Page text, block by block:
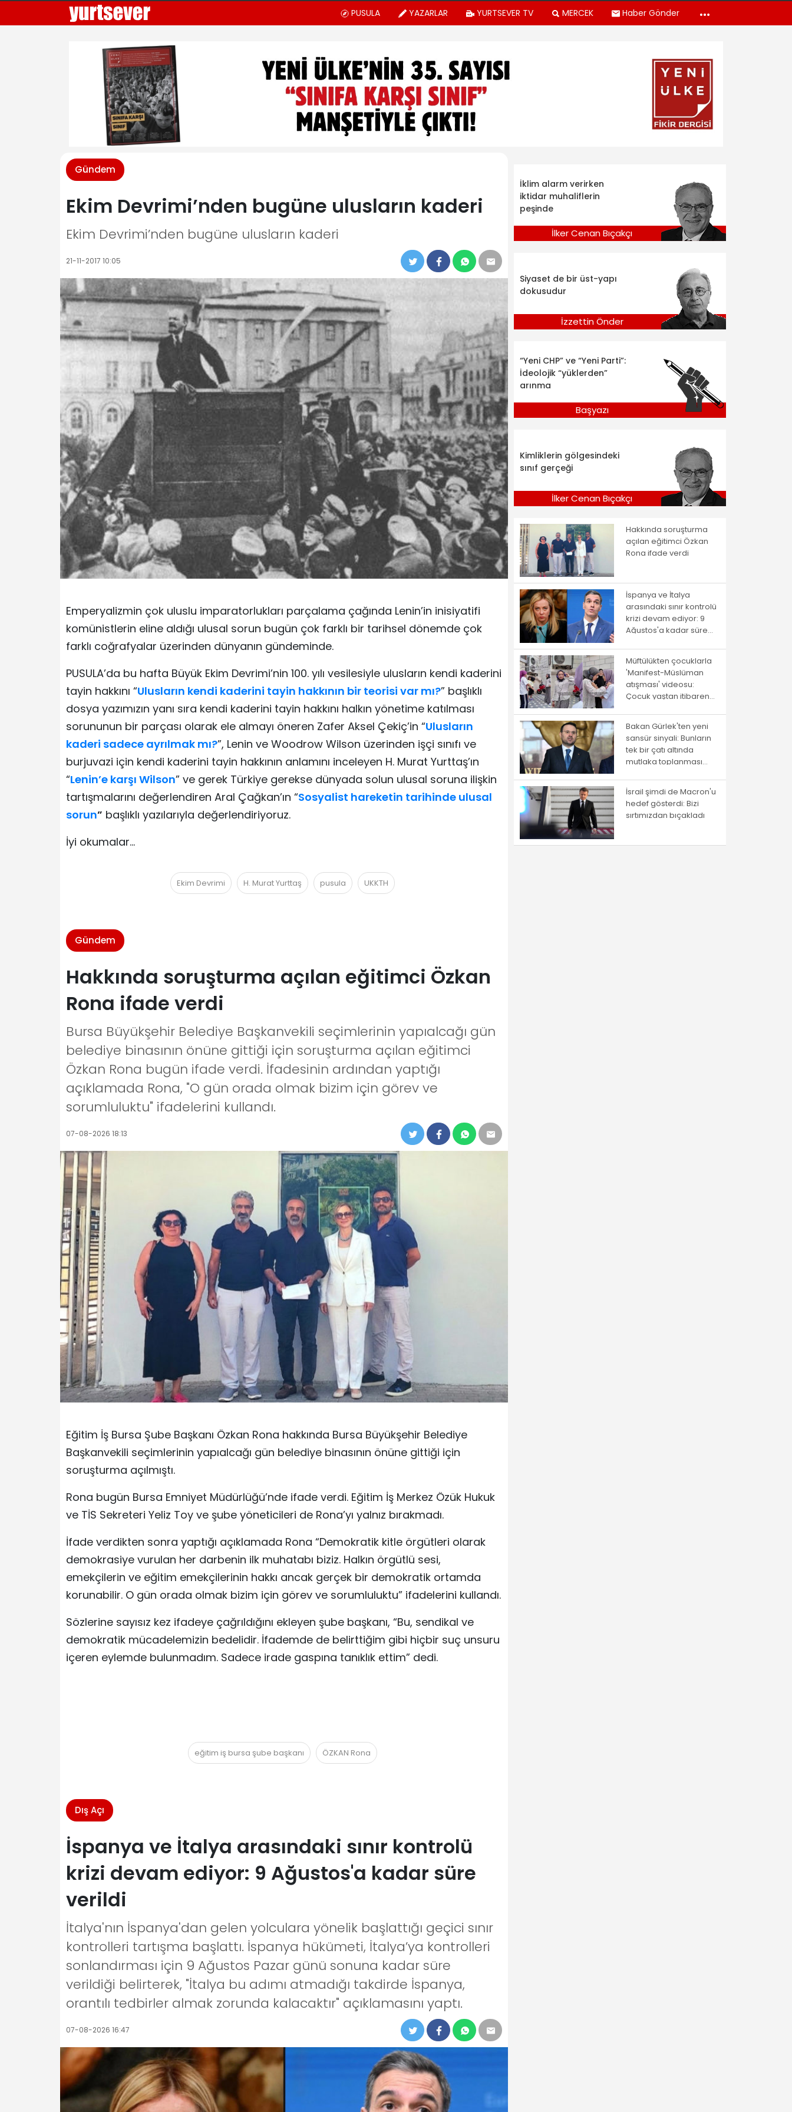
PUSULA YAZARLAR YURTSEVER TV MERCEK Haber Gönder
Gündem
Ekim Devrimi’nden bugüne ulusların kaderi
Ekim Devrimi’nden bugüne ulusların kaderi
21-11-2017 10:05
Emperyalizmin çok uluslu imparatorlukları parçalama çağında Lenin’in inisiyatifi
komünistlerin eline aldığı ulusal sorun bugün çok farklı bir tarihsel dönemde çok
farklı coğrafyalar üzerinden dünyanın gündeminde.
PUSULA’da bu hafta Büyük Ekim Devrimi’nin 100. yılı vesilesiyle ulusların kendi kaderini
tayin hakkını “Ulusların kendi kaderini tayin hakkının bir teorisi var mı?” başlıklı
dosya yazımızın yanı sıra kendi kaderini tayin hakkını halkın yönetime katılması
sorununun bir parçası olarak ele almayı öneren Zafer Aksel Çekiç’in “Ulusların
kaderi sadece ayrılmak mı?”, Lenin ve Woodrow Wilson üzerinden işçi sınıfı ve
burjuvazi için kendi kaderini tayin hakkının anlamını inceleyen H. Murat Yurttaş’ın
“Lenin’e karşı Wilson” ve gerek Türkiye gerekse dünyada solun ulusal soruna ilişkin
tartışmalarını değerlendiren Aral Çağkan’ın “Sosyalist hareketin tarihinde ulusal
sorun” başlıklı yazılarıyla değerlendiriyoruz.
İyi okumalar…
Ekim Devrimi H. Murat Yurttaş pusula UKKTH
Gündem
Hakkında soruşturma açılan eğitimci Özkan
Rona ifade verdi
Bursa Büyükşehir Belediye Başkanvekili seçimlerinin yapıalcağı gün
belediye binasının önüne gittiği için soruşturma açılan eğitimci
Özkan Rona bugün ifade verdi. İfadesinin ardından yaptığı
açıklamada Rona, "O gün orada olmak bizim için görev ve
sorumluluktu" ifadelerini kullandı.
07-08-2026 18:13
Eğitim İş Bursa Şube Başkanı Özkan Rona hakkında Bursa Büyükşehir Belediye
Başkanvekili seçimlerinin yapıalcağı gün belediye binasının önüne gittiği için
soruşturma açılmıştı.
Rona bugün Bursa Emniyet Müdürlüğü’nde ifade verdi. Eğitim İş Merkez Özük Hukuk
ve TİS Sekreteri Yeliz Toy ve şube yöneticileri de Rona’yı yalnız bırakmadı.
İfade verdikten sonra yaptığı açıklamada Rona “Demokratik kitle örgütleri olarak
demokrasiye vurulan her darbenin ilk muhatabı biziz. Halkın örgütlü sesi,
emekçilerin ve eğitim emekçilerinin hakkı ancak gerçek bir demokratik ortamda
korunabilir. O gün orada olmak bizim için görev ve sorumluluktu” ifadelerini kullandı.
Sözlerine sayısız kez ifadeye çağrıldığını ekleyen şube başkanı, “Bu, sendikal ve
demokratik mücadelemizin bedelidir. İfademde de belirttiğim gibi hiçbir suç unsuru
içeren eylemde bulunmadım. Sadece irade gaspına tanıklık ettim” dedi.
eğitim iş bursa şube başkanı ÖZKAN Rona
Dış Açı
İspanya ve İtalya arasındaki sınır kontrolü
krizi devam ediyor: 9 Ağustos'a kadar süre
verildi
İtalya'nın İspanya'dan gelen yolculara yönelik başlattığı geçici sınır
kontrolleri tartışma başlattı. İspanya hükümeti, İtalya’ya kontrolleri
sonlandırması için 9 Ağustos Pazar günü sonuna kadar süre
verildiği belirterek, "İtalya bu adımı atmadığı takdirde İspanya,
orantılı tedbirler almak zorunda kalacaktır" açıklamasını yaptı.
07-08-2026 16:47
İklim alarm verirken
iktidar muhaliflerin
peşinde
İlker Cenan Bıçakçı
Siyaset de bir üst-yapı
dokusudur
İzzettin Önder
“Yeni CHP” ve “Yeni Parti”:
İdeolojik “yüklerden”
arınma
Başyazı
Kimliklerin gölgesindeki
sınıf gerçeği
İlker Cenan Bıçakçı
Hakkında soruşturma
açılan eğitimci Özkan
Rona ifade verdi
İspanya ve İtalya
arasındaki sınır kontrolü
krizi devam ediyor: 9
Ağustos'a kadar süre
Müftülükten çocuklarla
'Manifest-Müslüman
atışması' videosu:
Çocuk yaştan itibaren
Bakan Gürlek'ten yeni
sansür sinyali: Bunların
tek bir çatı altında
mutlaka toplanması
İsrail şimdi de Macron'u
hedef gösterdi: Bizi
sırtımızdan bıçakladı